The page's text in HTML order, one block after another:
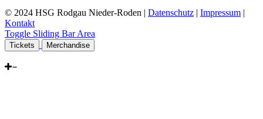
© 2024 HSG Rodgau Nieder-Roden | Datenschutz | Impressum |
Kontakt
Toggle Sliding Bar Area
Tickets Merchandise